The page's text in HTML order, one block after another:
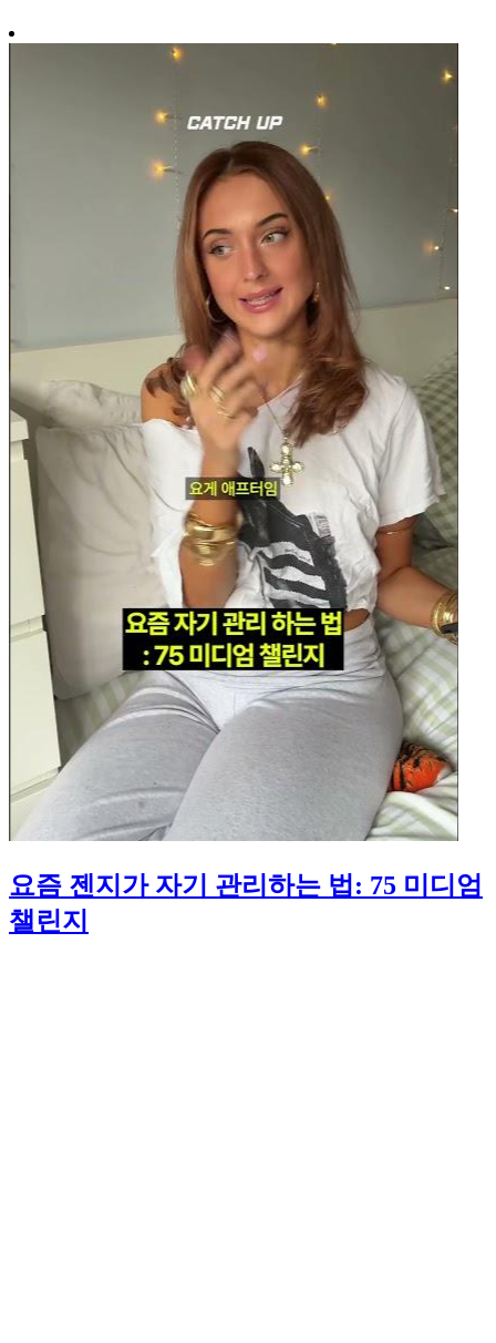
요즘 젠지가 자기 관리하는 법: 75 미디엄
챌린지